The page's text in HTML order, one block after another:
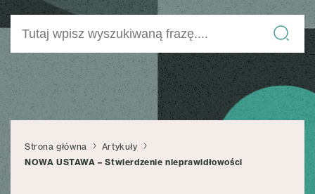
Strona główna
Artykuły
NOWA USTAWA – Stwierdzenie nieprawidłowości